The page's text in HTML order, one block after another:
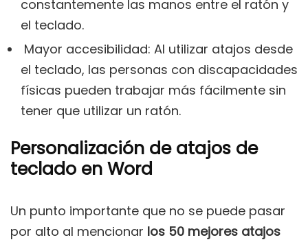
constantemente las manos entre el ratón y
el teclado.
Mayor accesibilidad: Al utilizar atajos desde
el teclado, las personas con discapacidades
físicas pueden trabajar más fácilmente sin
tener que utilizar un ratón.
Personalización de atajos de
teclado en Word
Un punto importante que no se puede pasar
por alto al mencionar los 50 mejores atajos